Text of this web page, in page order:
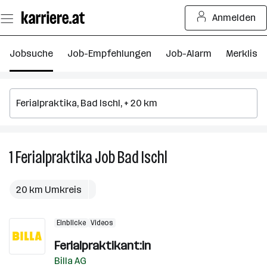
Seiteninhalt
springen
Anmelden
Jobsuche Job-Empfehlungen Job-Alarm Merkliste
1FerialpraktikaJobBad Ischl
20 km Umkreis
Einblicke Videos
Ferialpraktikant:in
Billa AG